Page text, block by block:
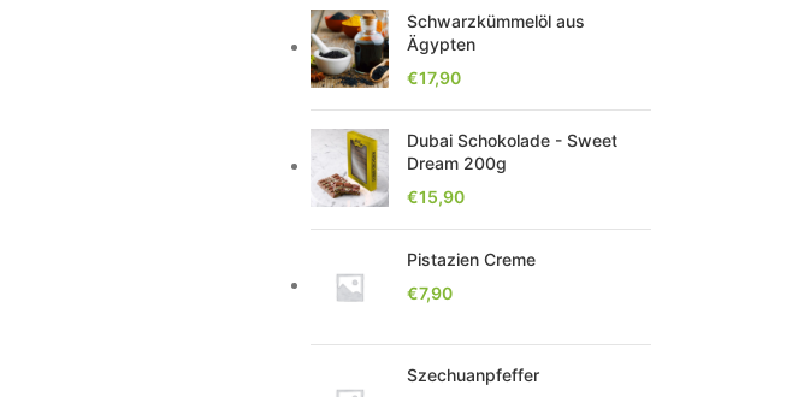
Schwarzkümmelöl aus
Ägypten
€17,90
Dubai Schokolade - Sweet
Dream 200g
€15,90
Pistazien Creme
€7,90
Szechuanpfeffer